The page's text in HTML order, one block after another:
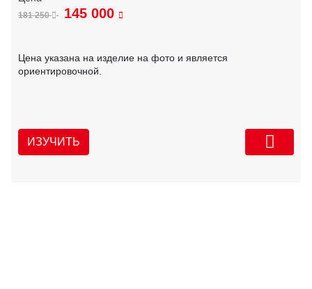
181 250 145 000
Цена указана на изделие на фото и является
ориентировочной.
ИЗУЧИТЬ